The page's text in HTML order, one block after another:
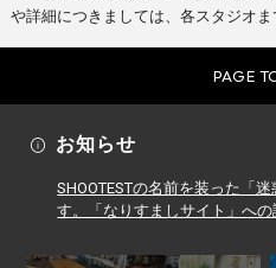
や詳細につきましては、各スタジオま
PAGE
お知らせ
SHOOTESTの名前を装った「
す。「なりすましサイト」への